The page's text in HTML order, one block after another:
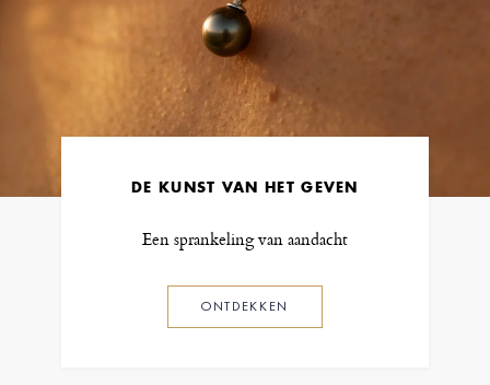
DE KUNST VAN HET GEVEN
Een sprankeling van aandacht
ONTDEKKEN